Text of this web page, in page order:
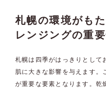
札幌の環境がも
レンジングの重
札幌は四季がはっきりとして
肌に大きな影響を与えます。
が重要な要素となります。乾